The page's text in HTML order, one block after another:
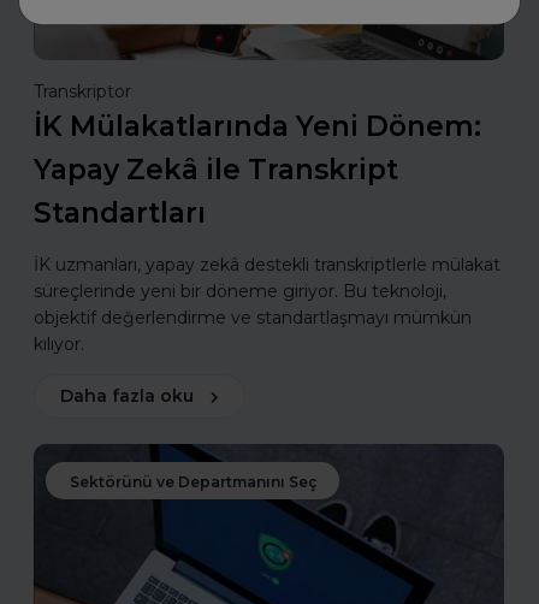
Transkriptor
İK Mülakatlarında Yeni Dönem:
Yapay Zekâ ile Transkript
Standartları
İK uzmanları, yapay zekâ destekli transkriptlerle mülakat
süreçlerinde yeni bir döneme giriyor. Bu teknoloji,
objektif değerlendirme ve standartlaşmayı mümkün
kılıyor.
Daha fazla oku
Sektörünü ve Departmanını Seç